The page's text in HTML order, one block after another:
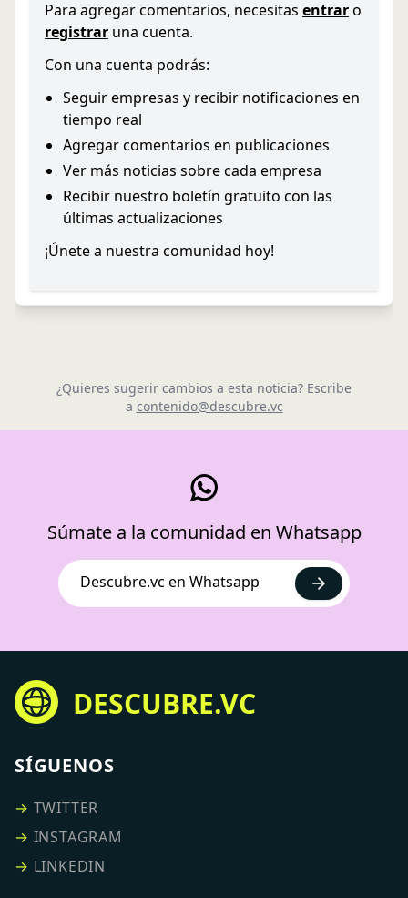
Para agregar comentarios, necesitas entraro
registrar una cuenta.
Con una cuenta podrás:
Seguir empresas y recibir notificaciones en
tiempo real
Agregar comentarios en publicaciones
Ver más noticias sobre cada empresa
Recibir nuestro boletín gratuito con las
últimas actualizaciones
¡Únete a nuestra comunidad hoy!
¿Quieres sugerir cambios a esta noticia? Escribe
a contenido@descubre.vc
Súmate a la comunidad en Whatsapp
Descubre.vc en Whatsapp
DESCUBRE.VC
SÍGUENOS
→ TWITTER
→ INSTAGRAM
→ LINKEDIN